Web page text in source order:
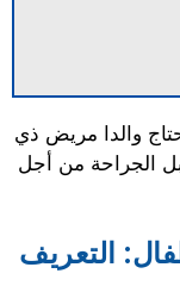
والدا مريض ذي
الجراحة من أجل
التعريف